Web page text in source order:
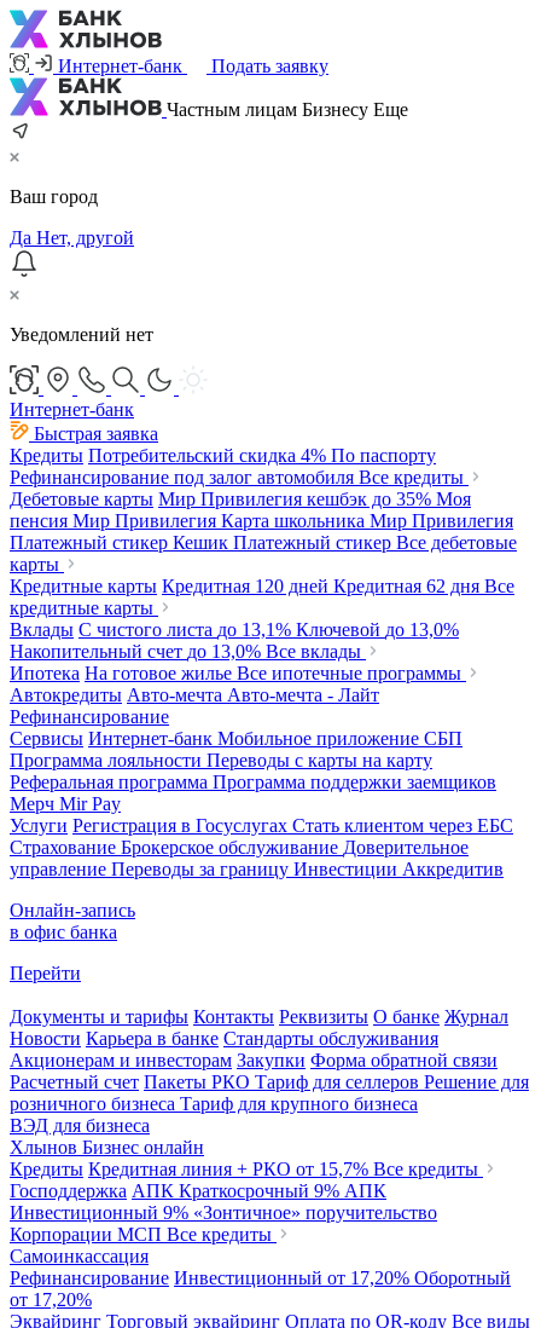
Интернет-банк Подать заявку
Частным лицам Бизнесу Еще
Ваш город
Да Нет, другой
Уведомлений нет
Интернет-банк
Быстрая заявка
Кредиты Потребительский скидка 4% По паспорту
Рефинансирование под залог автомобиля Все кредиты
Дебетовые карты Мир Привилегия кешбэк до 35% Моя
пенсия Мир Привилегия Карта школьника Мир Привилегия
Платежный стикер Кешик Платежный стикер Все дебетовые
карты
Кредитные карты Кредитная 120 дней Кредитная 62 дня Все
кредитные карты
Вклады С чистого листа до 13,1% Ключевой до 13,0%
Накопительный счет до 13,0% Все вклады
Ипотека На готовое жилье Все ипотечные программы
Автокредиты Авто-мечта Авто-мечта - Лайт
Рефинансирование
Сервисы Интернет-банк Мобильное приложение СБП
Программа лояльности Переводы с карты на карту
Реферальная программа Программа поддержки заемщиков
Мерч Mir Pay
Услуги Регистрация в Госуслугах Стать клиентом через ЕБС
Страхование Брокерское обслуживание Доверительное
управление Переводы за границу Инвестиции Аккредитив
Онлайн-запись
в офис банка
Перейти
Документы и тарифы Контакты Реквизиты О банке Журнал
Новости Карьера в банке Стандарты обслуживания
Акционерам и инвесторам Закупки Форма обратной связи
Расчетный счет Пакеты РКО Тариф для селлеров Решение для
розничного бизнеса Тариф для крупного бизнеса
ВЭД для бизнеса
Хлынов Бизнес онлайн
Кредиты Кредитная линия + РКО от 15,7% Все кредиты
Господдержка АПК Краткосрочный 9% АПК
Инвестиционный 9% «Зонтичное» поручительство
Корпорации МСП Все кредиты
Самоинкассация
Рефинансирование Инвестиционный от 17,20% Оборотный
от 17,20%
Эквайринг Торговый эквайринг Оплата по QR-коду Все виды